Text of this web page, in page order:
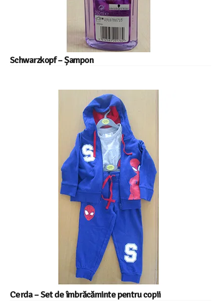
Schwarzkopf – Șampon
Cerda – Set de îmbrăcăminte pentru copii